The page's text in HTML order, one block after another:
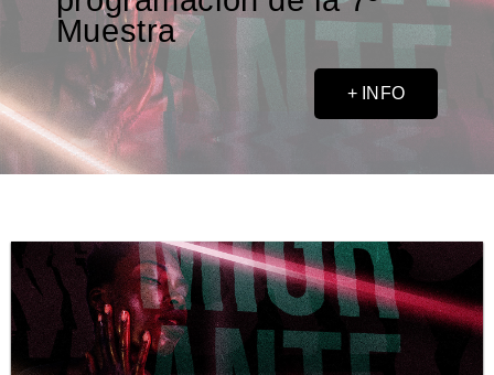
Muestra
+ INFO